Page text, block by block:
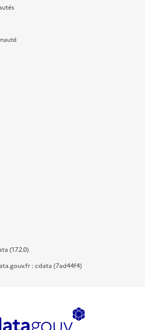
(17.2.0)
: cdata (7ad44f4)